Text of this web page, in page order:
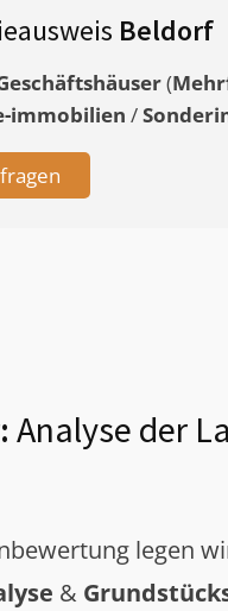
Beldorf
(
immobilien /
Analyse der
legen
&